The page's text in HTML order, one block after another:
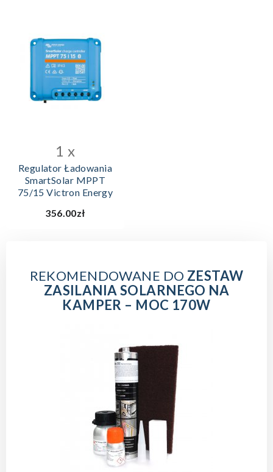
1 x
Regulator Ładowania
SmartSolar MPPT
75/15 Victron Energy
356.00zł
REKOMENDOWANE DO ZESTAW
ZASILANIA SOLARNEGO NA
KAMPER – MOC 170W